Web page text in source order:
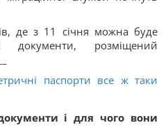
де з 11 січня можна буде
документи, розміщений
паспорти все ж таки
і для чого вони